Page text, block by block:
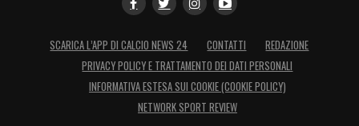
SCARICA L’APP DI CALCIO NEWS 24 CONTATTI
REDAZIONE
PRIVACY POLICY E TRATTAMENTO DEI DATI PERSONALI
INFORMATIVA ESTESA SUI COOKIE (COOKIE POLICY)
NETWORK SPORT REVIEW